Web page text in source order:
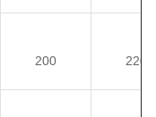
200 220